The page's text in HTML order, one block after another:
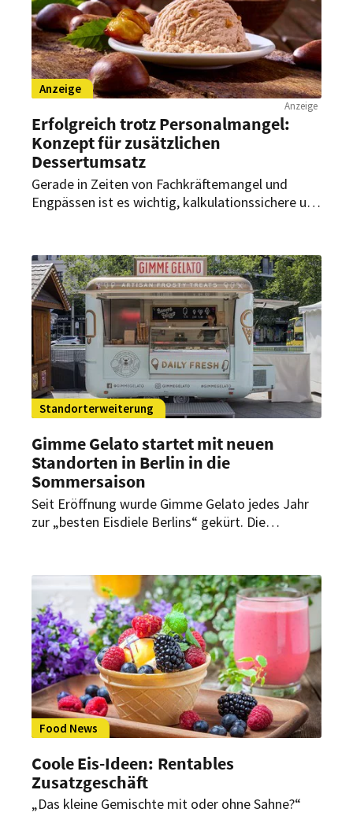
Anzeige
Anzeige
Erfolgreich trotz Personalmangel:
Konzept für zusätzlichen
Dessertumsatz
Gerade in Zeiten von Fachkräftemangel und
Engpässen ist es wichtig, kalkulationssichere und
Dessertkonzeptfolder von Carte D’Or
Professional liefert fünf Rezepte, aus denen sich
15 Varianten ableiten lassen.
Standorterweiterung
Gimme Gelato startet mit neuen
Standorten in Berlin in die
Sommersaison
Seit Eröffnung wurde Gimme Gelato jedes Jahr
zur „besten Eisdiele Berlins“ gekürt. Die
Food News
Coole Eis-Ideen: Rentables
Zusatzgeschäft
„Das kleine Gemischte mit oder ohne Sahne?“